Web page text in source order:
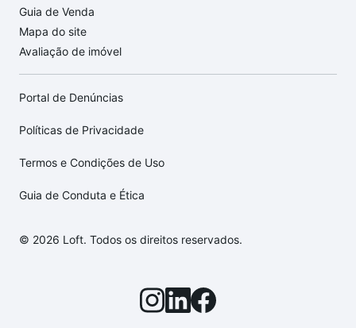
Guia de Venda
Mapa do site
Avaliação de imóvel
Portal de Denúncias
Políticas de Privacidade
Termos e Condições de Uso
Guia de Conduta e Ética
© 2026 Loft. Todos os direitos reservados.